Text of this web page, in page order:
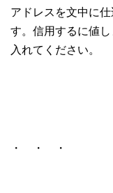
アドレスを文中に
す。信用するに値
入れてください。
・ ・ ・